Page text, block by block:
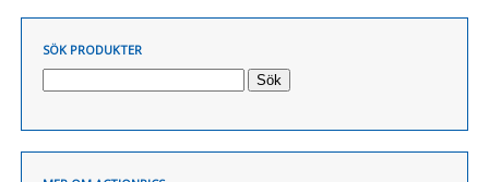
SÖK PRODUKTER
Sök